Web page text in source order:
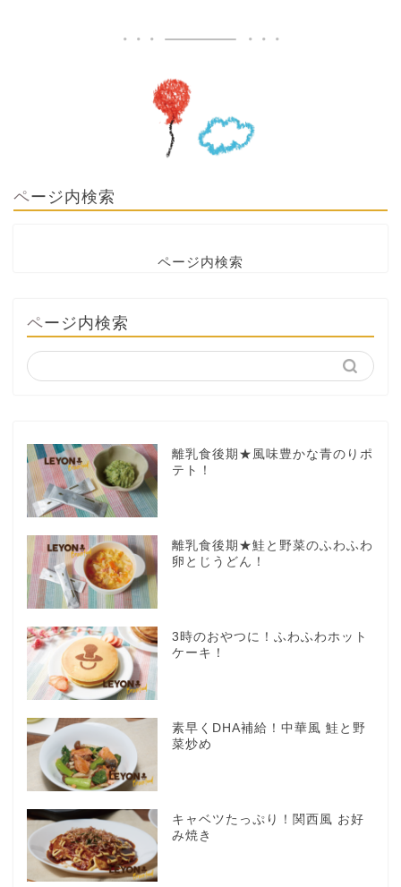
ページ内検索
ページ内検索
ページ内検索
離乳食後期★風味豊かな青のりポ
テト！
離乳食後期★鮭と野菜のふわふわ
卵とじうどん！
3時のおやつに！ふわふわホット
ケーキ！
素早くDHA補給！中華風 鮭と野
菜炒め
キャベツたっぷり！関西風 お好
み焼き